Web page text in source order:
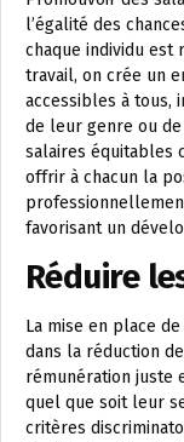
l’égalité des
chaque individu est
travail, on crée un
accessibles à tous,
de leur genre ou
salaires équitables
offrir à chacun la
favorisant un
Réduire
La mise en place
dans la réduction
rémunération juste
quel que soit leur
critères